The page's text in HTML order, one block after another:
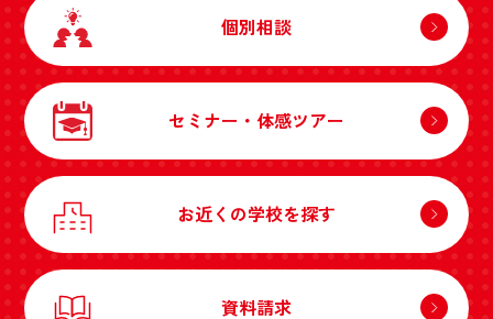
個別相談
セミナー・体感ツアー
お近くの学校を探す
資料請求